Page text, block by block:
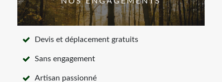
Devis et déplacement gratuits
Sans engagement
Artisan passionné